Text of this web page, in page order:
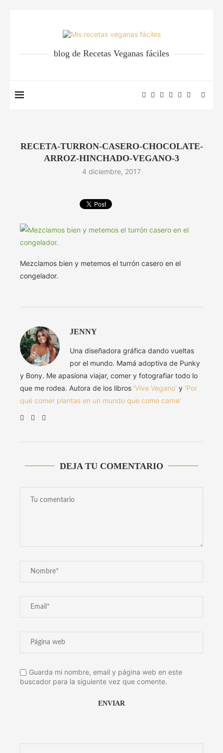
blog de Recetas Veganas fáciles
RECETA-TURRON-CASERO-CHOCOLATE-
ARROZ-HINCHADO-VEGANO-3
4 diciembre, 2017
Mezclamos bien y metemos el turrón casero en el
congelador.
JENNY
Una diseñadora gráfica dando vueltas
por el mundo. Mamá adoptiva de Punky
y Bony. Me apasiona viajar, comer y fotografiar todo lo
que me rodea. Autora de los libros 'Vive Vegano' y 'Por
qué comer plantas en un mundo que come carne'
DEJA TU COMENTARIO
Guarda mi nombre, email y página web en este
buscador para la siguiente vez que comente.